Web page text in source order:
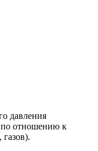
давления
по отношению к